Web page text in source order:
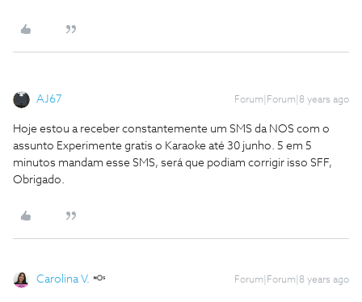
AJ67 Forum|Forum|8 years ago
Hoje estou a receber constantemente um SMS da NOS com o
assunto Experimente gratis o Karaoke até 30 junho. 5 em 5
minutos mandam esse SMS, será que podiam corrigir isso SFF,
Obrigado.
Carolina V. Forum|Forum|8 years ago